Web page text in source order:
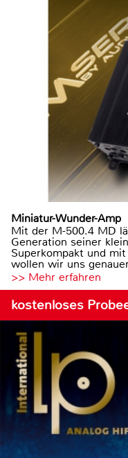
Miniatur-Wunder-Amp
Mit der M-500.4 MD
Generation seiner
Superkompakt und
wollen wir uns
>> Mehr erfahren
kostenloses